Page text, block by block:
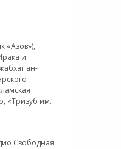
«Азов»),
и
ан-
«Тризуб им.
Свободная